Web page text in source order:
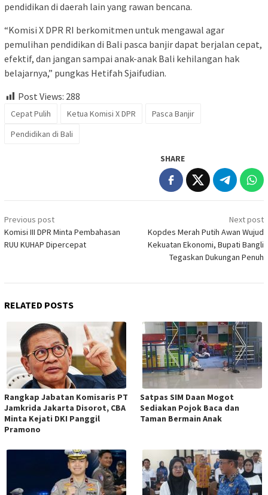
pendidikan di daerah lain yang rawan bencana.
“Komisi X DPR RI berkomitmen untuk mengawal agar
pemulihan pendidikan di Bali pasca banjir dapat berjalan cepat,
efektif, dan jangan sampai anak-anak Bali kehilangan hak
belajarnya,” pungkas Hetifah Sjaifudian.
Post Views: 288
Cepat Pulih Ketua Komisi X DPR
Pasca Banjir
Pendidikan di Bali
SHARE
Post
navigation
Previous post
Komisi III DPR Minta Pembahasan
RUU KUHAP Dipercepat
Next post
Kopdes Merah Putih Awan Wujud
Kekuatan Ekonomi, Bupati Bangli
Tegaskan Dukungan Penuh
RELATED POSTS
Rangkap Jabatan Komisaris PT
Jamkrida Jakarta Disorot, CBA
Minta Kejati DKI Panggil
Pramono
Satpas SIM Daan Mogot
Sediakan Pojok Baca dan
Taman Bermain Anak